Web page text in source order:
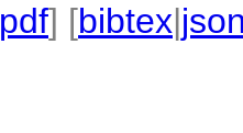
pdf] [bibtex|